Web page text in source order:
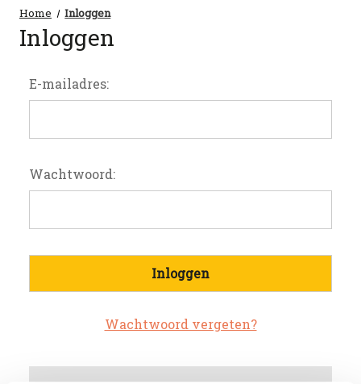
Home Inloggen
Inloggen
E-mailadres:
Wachtwoord:
Wachtwoord vergeten?